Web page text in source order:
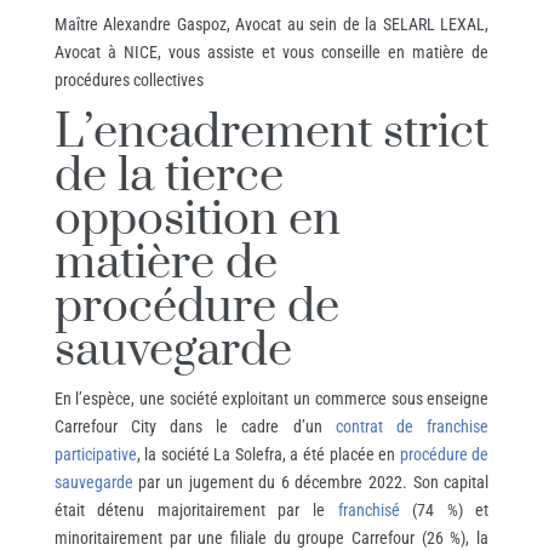
Maître Alexandre Gaspoz, Avocat au sein de la SELARL LEXAL,
Avocat à NICE, vous assiste et vous conseille en matière de
procédures collectives
L’encadrement strict
de la tierce
opposition en
matière de
procédure de
sauvegarde
En l’espèce, une société exploitant un commerce sous enseigne
Carrefour City dans le cadre d’un contrat de franchise
participative, la société La Solefra, a été placée en procédure de
sauvegarde par un jugement du 6 décembre 2022. Son capital
était détenu majoritairement par le franchisé (74 %) et
minoritairement par une filiale du groupe Carrefour (26 %), la